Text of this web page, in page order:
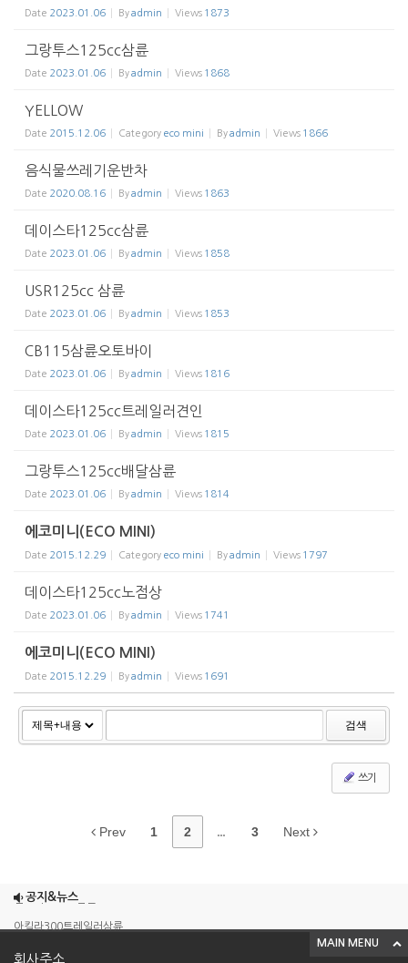
Date 2023.01.06 Byadmin Views 1873
그랑투스125cc삼륜
Date 2023.01.06 Byadmin Views 1868
YELLOW
Date 2015.12.06 Category eco mini Byadmin Views 1866
음식물쓰레기운반차
Date 2020.08.16 Byadmin Views 1863
데이스타125cc삼륜
Date 2023.01.06 Byadmin Views 1858
USR125cc 삼륜
Date 2023.01.06 Byadmin Views 1853
CB115삼륜오토바이
Date 2023.01.06 Byadmin Views 1816
데이스타125cc트레일러견인
Date 2023.01.06 Byadmin Views 1815
그랑투스125cc배달삼륜
Date 2023.01.06 Byadmin Views 1814
에코미니(ECO MINI)
Date 2015.12.29 Category eco mini Byadmin Views 1797
데이스타125cc노점상
Date 2023.01.06 Byadmin Views 1741
에코미니(ECO MINI)
Date 2015.12.29 Byadmin Views 1691
검색
쓰기
Prev 1 2 ... 3 Next
공지&뉴스
엠보이 125cc삼륜
아킬라300트레일러삼륜
MAIN MENU
회사주소